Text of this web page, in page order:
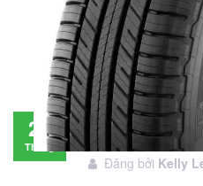
28
Tháng
Đánh giá lốp
đầu tư không?
Đăng bởi Kelly